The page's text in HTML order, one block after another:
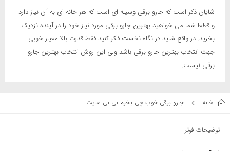
شایان ذکر است که جارو برقی وسیله ای است که هر خانه ای به آن نیاز دارد
و قطعا شما می‌ خواهید بهترین جارو برقی مورد نیاز خود را در آینده نزدیک
بخرید. در واقع شاید در نگاه نخست فکر کنید فقط قدرت بالا معیار خوبی
جهت انتخاب بهترین جارو برقی باشد ولی این روش انتخاب بهترین جارو
برقی نیست.…
خانه جارو برقی خوب چی بخرم نی نی سایت
توضیحات فوتر